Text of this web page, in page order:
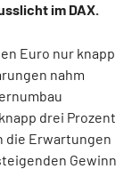
im DAX.
Euro nur knapp
nahm
drei Prozent
die Erwartungen
Gewinn